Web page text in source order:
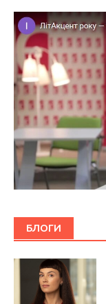
БЛОГИ